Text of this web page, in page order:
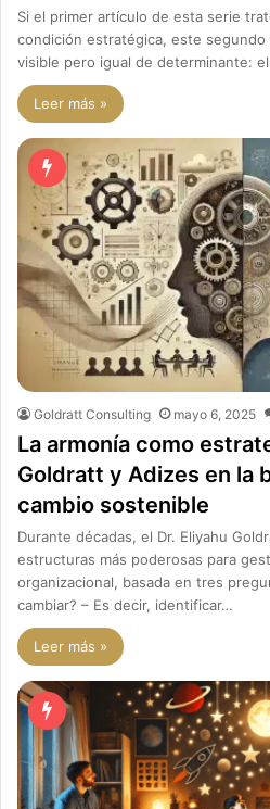
Si el primer artículo de esta serie
condición estratégica, este
visible pero igual de determinante:
Leer más »
Goldratt Consulting mayo 6, 2025
La armonía como
Goldratt y Adizes en la
cambio sostenible
Durante décadas, el Dr. Eliyahu
estructuras más poderosas para
organizacional, basada en tres
cambiar? – Es decir, identificar…
Leer más »